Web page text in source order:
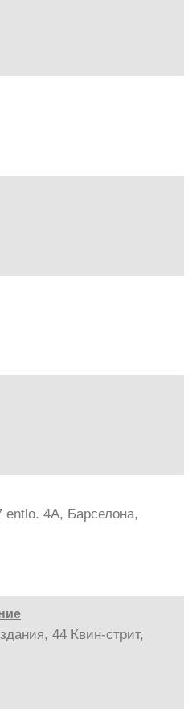
entlo. 4A, Барселона,
44 Квин-стрит,